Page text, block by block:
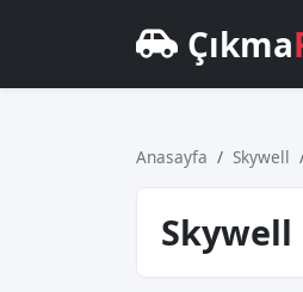
Çıkma
Anasayfa Skywell
Skywell